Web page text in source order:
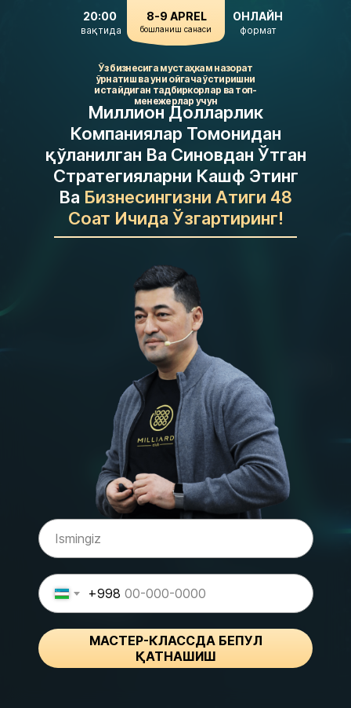
+998
МАСТEР-КЛАССДА БЕПУЛ
ҚАТНАШИШ
8-9 APREL
Ўз бизнесига мустаҳкам назорат
ўрнатиш ва уни ойгача ўстиришни
истайдиган тадбиркорлар ва топ-
менежерлар учун
Миллион Долларлик
Компаниялар Томонидан‌‎
қўланилган Ва Синовдан Ўтган
Стратегияларни Кашф Этинг
Ва Бизнесингизни Атиги 48
Соат Ичида Ўзгартиринг!
ОНЛАЙН
вақтида формат
бошланиш санаси
20:00